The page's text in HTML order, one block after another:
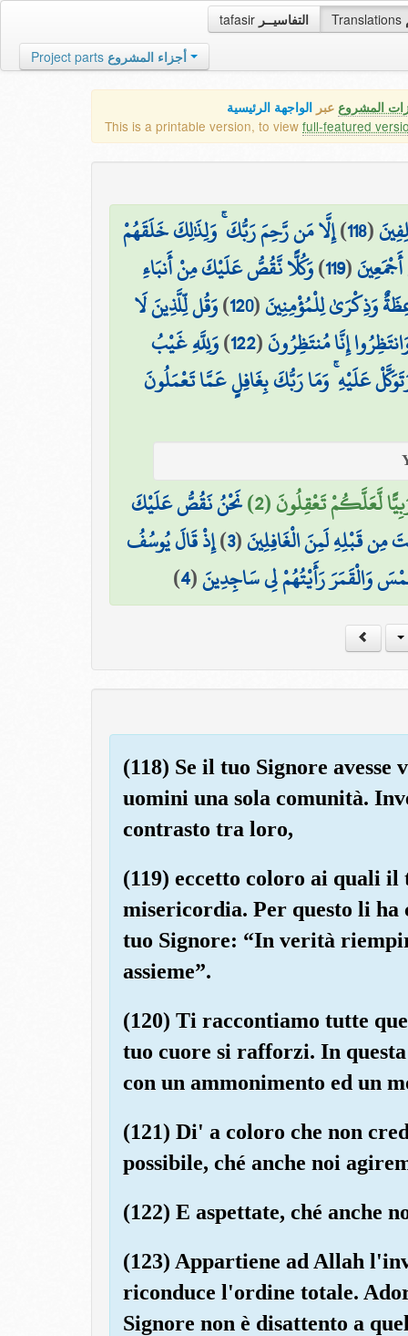
tafasir التفاسيــر Translations
Project parts أجزاء المشروع
المشروع عبر الواجهة الرئيسية
This is a printable version, to view full-featured
(
118
)إِلَّا مَن رَّحِمَ رَبُّكَ ۚ وَلِذَٰلِكَ خَلَقَهُمْ
(
119
)وَكُلًّا نَّقُصُّ عَلَيْكَ مِنْ أَنبَاءِ
وَذِكْرَىٰ لِلْمُؤْمِنِينَ(
120
)وَقُل لِّلَّذِينَ لَا
إِنَّا مُنتَظِرُونَ(
122
)وَلِلَّهِ غَيْبُ
عَلَيْهِ ۚ وَمَا رَبُّكَ بِغَافِلٍ عَمَّا تَعْمَلُونَ
لَّعَلَّكُمْ تَعْقِلُونَ (2) نَحْنُ نَقُصُّ عَلَيْكَ
قَبْلِهِ لَمِنَ الْغَافِلِينَ(
3
)إِذْ قَالَ يُوسُفُ
وَالْقَمَرَ رَأَيْتُهُمْ لِي سَاجِدِينَ(
4
)
(118) Se il tuo Signore
uomini una sola comunità.
contrasto tra loro,
(119) eccetto coloro ai quali il
misericordia. Per questo li
tuo Signore: “In verità
assieme”.
(120) Ti raccontiamo tutte
tuo cuore si rafforzi. In
con un ammonimento ed un
(121) Di' a coloro che non
possibile, ché anche noi
(122) E aspettate, ché anche
(123) Appartiene ad Allah
riconduce l'ordine totale.
Signore non è disattento a